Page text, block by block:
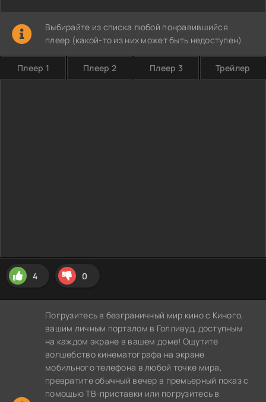
Выбирайте из списка любой понравившийся
плеер (какой-то из них может быть недоступен)
Плеер 1 Плеер 2 Плеер 3 Трейлер
4 0
Погрузитесь в безграничный мир кино с Киного,
вашим личным порталом в Голливуд, доступным
на каждом экране в вашем доме! Ощутите
волшебство кинематографа на экране
мобильного телефона в любой точке мира,
превратите обычный вечер в премьерный показ с
помощью ТВ-приставки или погрузитесь в